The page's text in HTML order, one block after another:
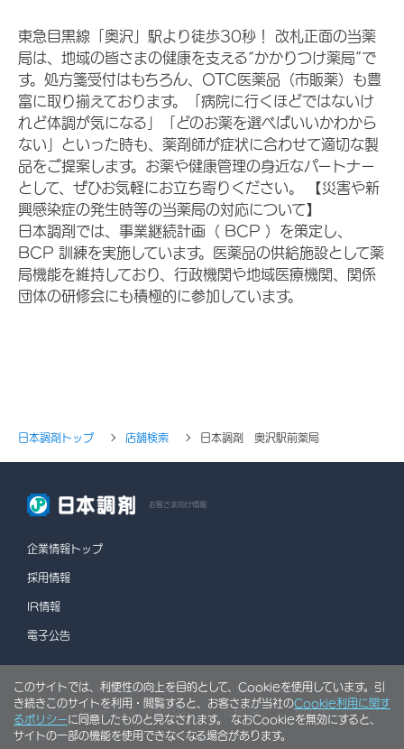
東急目黒線「奥沢」駅より徒歩30秒！ 改札正面の当薬
局は、地域の皆さまの健康を支える“かかりつけ薬局”で
す。処方箋受付はもちろん、OTC医薬品（市販薬）も豊
富に取り揃えております。「病院に行くほどではないけ
れど体調が気になる」「どのお薬を選べばいいかわから
ない」といった時も、薬剤師が症状に合わせて適切な製
品をご提案します。お薬や健康管理の身近なパートナー
として、ぜひお気軽にお立ち寄りください。 【災害や新
興感染症の発生時等の当薬局の対応について】
日本調剤では、事業継続計画（ BCP ）を策定し、
BCP 訓練を実施しています。医薬品の供給施設として薬
局機能を維持しており、行政機関や地域医療機関、関係
団体の研修会にも積極的に参加しています。
日本調剤トップ 店舗検索 日本調剤 奥沢駅前薬局
お客さま向け情報
企業情報トップ
採用情報
IR情報
電子公告
情報セキュリティポリシー 個人情報保護方針
利用規約
サイトマップ
このサイトでは、利便性の向上を目的として、Cookieを使用しています。引
き続きこのサイトを利用・閲覧すると、お客さまが当社のCookie利用に関す
るポリシーに同意したものと見なされます。 なおCookieを無効にすると、
サイトの一部の機能を使用できなくなる場合があります。